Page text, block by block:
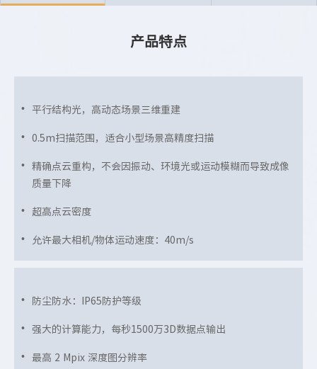
产品特点
平行结构光，高动态场景三维重建
0.5m扫描范围，适合小型场景高精度扫描
精确点云重构，不会因振动、环境光或运动模糊而导致成像
质量下降
超高点云密度
允许最大相机/物体运动速度：40m/s
防尘防水：IP65防护等级
强大的计算能力，每秒1500万3D数据点输出
最高 2 Mpix 深度图分辨率